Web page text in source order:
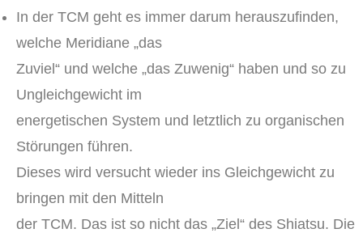
In der TCM geht es immer darum herauszufinden,
welche Meridiane „das
Zuviel“ und welche „das Zuwenig“ haben und so zu
Ungleichgewicht im
energetischen System und letztlich zu organischen
Störungen führen.
Dieses wird versucht wieder ins Gleichgewicht zu
bringen mit den Mitteln
der TCM. Das ist so nicht das „Ziel“ des Shiatsu. Die